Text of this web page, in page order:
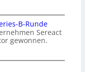
B-Runde
Sereact
gewonnen.